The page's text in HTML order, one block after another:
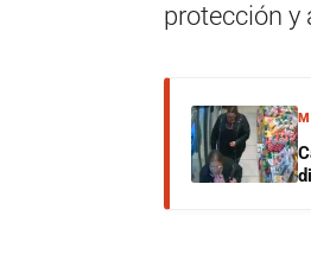
protección y